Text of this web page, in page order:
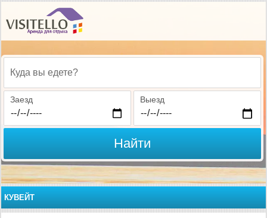
Куда вы едете?
Заезд Выезд
Найти
КУВЕЙТ